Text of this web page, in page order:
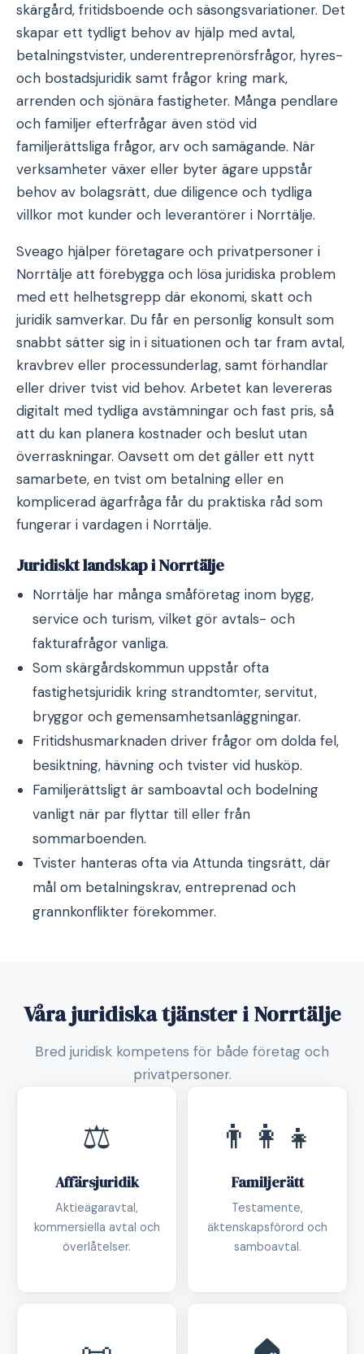
skärgård, fritidsboende och säsongsvariationer. Det
skapar ett tydligt behov av hjälp med avtal,
betalningstvister, underentreprenörsfrågor, hyres-
och bostadsjuridik samt frågor kring mark,
arrenden och sjönära fastigheter. Många pendlare
och familjer efterfrågar även stöd vid
familjerättsliga frågor, arv och samägande. När
verksamheter växer eller byter ägare uppstår
behov av bolagsrätt, due diligence och tydliga
villkor mot kunder och leverantörer i Norrtälje.
Sveago hjälper företagare och privatpersoner i
Norrtälje att förebygga och lösa juridiska problem
med ett helhetsgrepp där ekonomi, skatt och
juridik samverkar. Du får en personlig konsult som
snabbt sätter sig in i situationen och tar fram avtal,
kravbrev eller processunderlag, samt förhandlar
eller driver tvist vid behov. Arbetet kan levereras
digitalt med tydliga avstämningar och fast pris, så
att du kan planera kostnader och beslut utan
överraskningar. Oavsett om det gäller ett nytt
samarbete, en tvist om betalning eller en
komplicerad ägarfråga får du praktiska råd som
fungerar i vardagen i Norrtälje.
Juridiskt landskap i Norrtälje
Norrtälje har många småföretag inom bygg,
service och turism, vilket gör avtals- och
fakturafrågor vanliga.
Som skärgårdskommun uppstår ofta
fastighetsjuridik kring strandtomter, servitut,
bryggor och gemensamhetsanläggningar.
Fritidshusmarknaden driver frågor om dolda fel,
besiktning, hävning och tvister vid husköp.
Familjerättsligt är samboavtal och bodelning
vanligt när par flyttar till eller från
sommarboenden.
Tvister hanteras ofta via Attunda tingsrätt, där
mål om betalningskrav, entreprenad och
grannkonflikter förekommer.
Våra juridiska tjänster i Norrtälje
Bred juridisk kompetens för både företag och
privatpersoner.
⚖️
Affärsjuridik
Aktieägaravtal,
kommersiella avtal och
överlåtelser.
👨‍👩‍👧
Familjerätt
Testamente,
äktenskapsförord och
samboavtal.